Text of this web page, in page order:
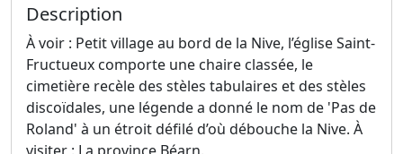
Description
À voir : Petit village au bord de la Nive, l’église Saint-
Fructueux comporte une chaire classée, le
cimetière recèle des stèles tabulaires et des stèles
discoïdales, une légende a donné le nom de 'Pas de
Roland' à un étroit défilé d’où débouche la Nive. À